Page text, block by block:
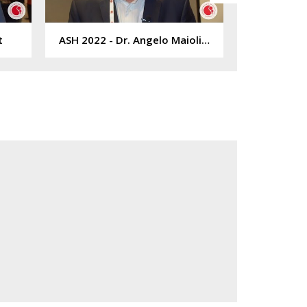
ASH 2022 - Dr. Angelo Maiolino